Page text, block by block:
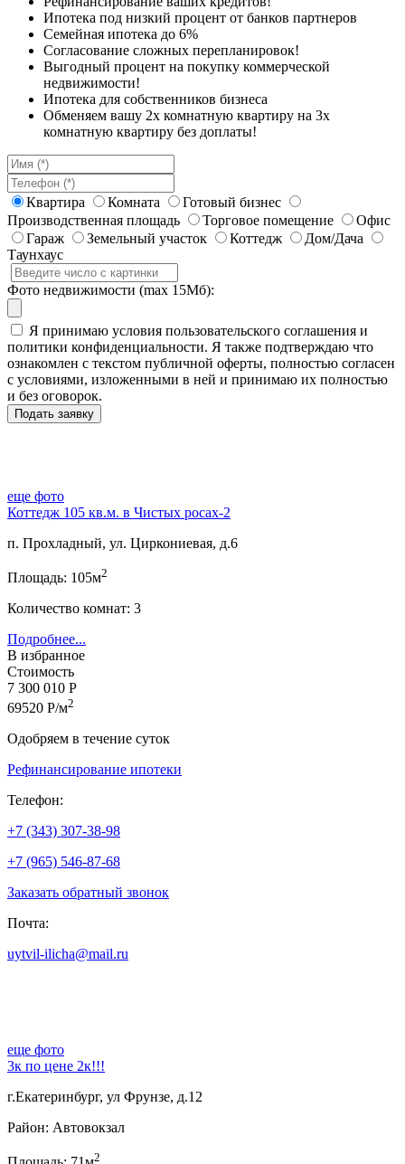
Ипотека под низкий процент от банков партнеров
Семейная ипотека до 6%
Согласование сложных перепланировок!
Выгодный процент на покупку коммерческой
недвижимости!
Ипотека для собственников бизнеса
Обменяем вашу 2х комнатную квартиру на 3х
комнатную квартиру без доплаты!
Квартира Комната
Готовый бизнес
Производственная площадь
Торговое помещение
Офис
Гараж
Земельный участок Коттедж
Дом/Дача
Таунхаус
Фото недвижимости (max 15Мб):
Я принимаю условия пользовательского соглашения и
политики конфиденциальности. Я также подтверждаю что
ознакомлен с текстом публичной оферты, полностью согласен
с условиями, изложенными в ней и принимаю их полностью
и без оговорок.
еще фото
Коттедж 105 кв.м. в Чистых росах-2
п. Прохладный, ул. Циркониевая, д.6
Площадь: 105м2
Количество комнат: 3
Подробнее...
В избранное
Стоимость
7 300 010 Р
69520 Р/м2
Одобряем в течение суток
Рефинансирование ипотеки
Телефон:
+7 (343) 307-38-98
+7 (965) 546-87-68
Заказать обратный звонок
Почта:
uytvil-ilicha@mail.ru
еще фото
3к по цене 2к!!!
г.Екатеринбург, ул Фрунзе, д.12
Район: Автовокзал
2